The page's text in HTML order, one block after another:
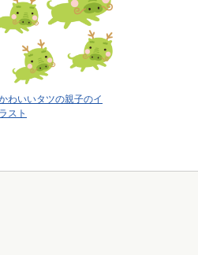
わいいタツの親子のイ
ラスト